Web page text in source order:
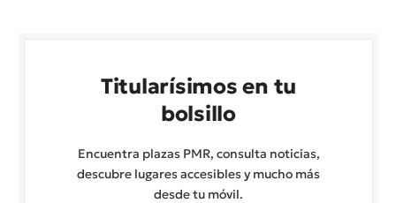
Titularísimos en tu
bolsillo
Encuentra plazas PMR, consulta noticias,
descubre lugares accesibles y mucho más
desde tu móvil.